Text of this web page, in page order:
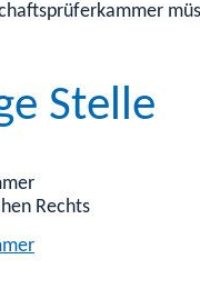
Stelle
Rechts